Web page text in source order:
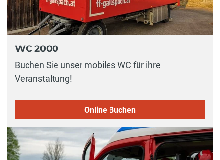
WC 2000
Buchen Sie unser mobiles WC für ihre
Veranstaltung!
Online Buchen